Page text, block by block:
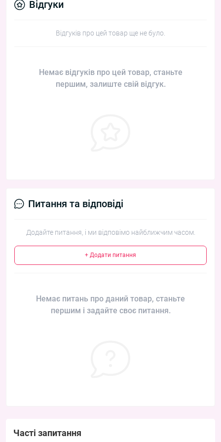
Відгуки
Відгуків про цей товар ще не було.
Немає відгуків про цей товар, станьте
першим, залиште свій відгук.
Питання та відповіді
Додайте питання, і ми відповімо найближчим часом.
+ Додати питання
Немає питань про даний товар, станьте
першим і задайте своє питання.
Часті запитання